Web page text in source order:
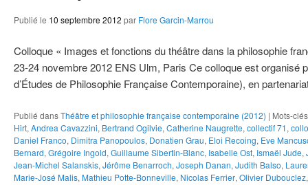
Publié le 10 septembre 2012 par Flore Garcin-Marrou
Colloque « Images et fonctions du théâtre dans la philosophie
23-24 novembre 2012 ENS Ulm, Paris Ce colloque est organisé
d’Études de Philosophie Française Contemporaine), en
Publié dansThéâtre et philosophie française contemporaine (2012) | Mots-
Hirt, Andrea Cavazzini, Bertrand Ogilvie, Catherine Naugrette, collectif 71,
Daniel Franco, Dimitra Panopoulos, Donatien Grau, Eloi Recoing, Eve
Bernard, Grégoire Ingold, Guillaume Sibertin-Blanc, Isabelle Ost, Ismaël Jude,
Jean-Michel Salanskis, Jérôme Benarroch, Joseph Danan, Judith Balso,
Marie-José Malis, Mathieu Potte-Bonneville, Nicolas Ferrier, Olivier Dubouclez,